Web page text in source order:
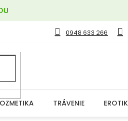
0948 633 266
TRÁVENIE